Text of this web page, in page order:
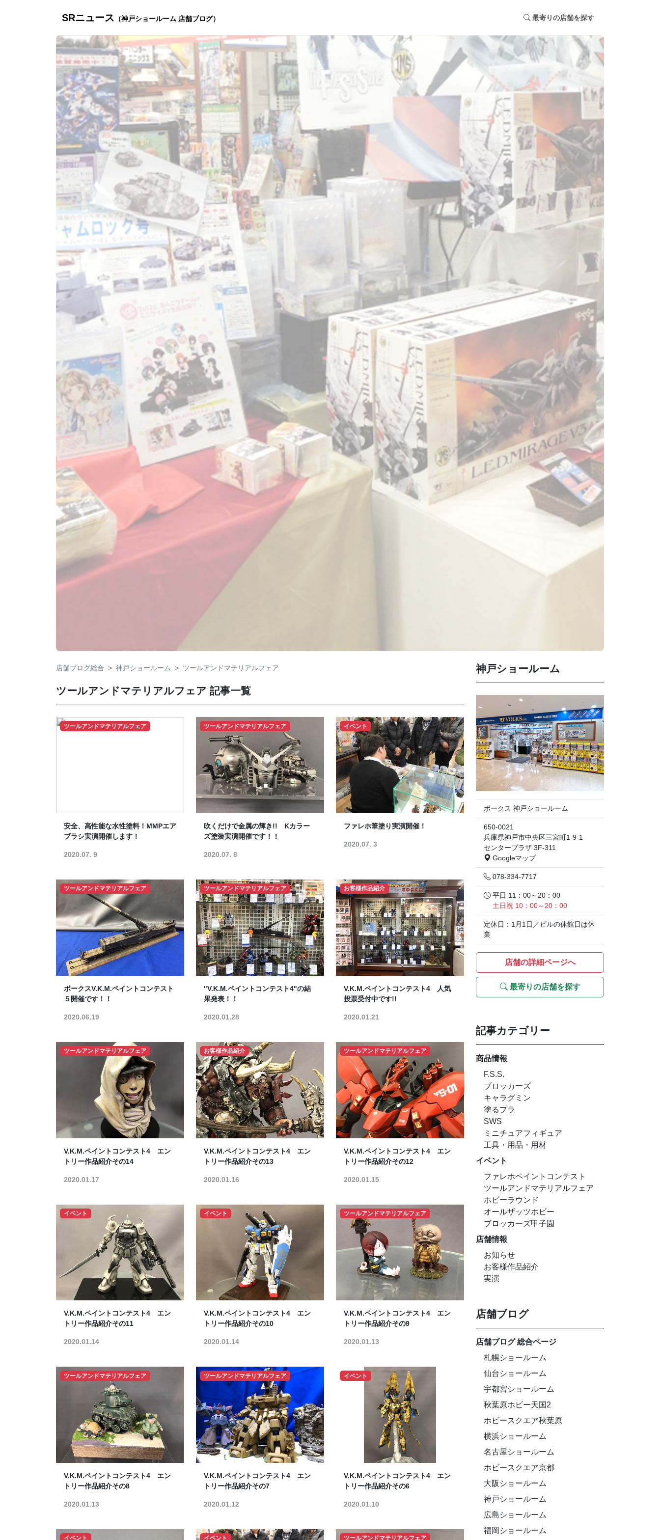
SRニュース （神戸ショールーム 店舗ブログ） 最寄りの店舗を探す
店舗ブログ総合 神戸ショールーム ツールアンドマテリアルフェア
ツールアンドマテリアルフェア 記事一覧
ツールアンドマテリアルフェア
安全、高性能な水性塗料！MMPエア
ブラシ実演開催します！
2020.07. 9
ツールアンドマテリアルフェア
吹くだけで金属の輝き!! Kカラー
ズ塗装実演開催です！！
2020.07. 8
イベント
ファレホ筆塗り実演開催！
2020.07. 3
ツールアンドマテリアルフェア
ボークスV.K.M.ペイントコンテスト
５開催です！！
2020.06.19
ツールアンドマテリアルフェア
"V.K.M.ペイントコンテスト4"の結
果発表！！
2020.01.28
お客様作品紹介
V.K.M.ペイントコンテスト4 人気
投票受付中です!!
2020.01.21
ツールアンドマテリアルフェア
V.K.M.ペイントコンテスト4 エン
トリー作品紹介その14
2020.01.17
お客様作品紹介
V.K.M.ペイントコンテスト4 エン
トリー作品紹介その13
2020.01.16
ツールアンドマテリアルフェア
V.K.M.ペイントコンテスト4 エン
トリー作品紹介その12
2020.01.15
イベント
V.K.M.ペイントコンテスト4 エン
トリー作品紹介その11
2020.01.14
イベント
V.K.M.ペイントコンテスト4 エン
トリー作品紹介その10
2020.01.14
ツールアンドマテリアルフェア
V.K.M.ペイントコンテスト4 エン
トリー作品紹介その9
2020.01.13
ツールアンドマテリアルフェア
V.K.M.ペイントコンテスト4 エン
トリー作品紹介その8
2020.01.13
ツールアンドマテリアルフェア
V.K.M.ペイントコンテスト4 エン
トリー作品紹介その7
2020.01.12
イベント
V.K.M.ペイントコンテスト4 エン
トリー作品紹介その6
2020.01.10
イベント イベント ツールアンドマテリアルフェア
神戸ショールーム
ボークス 神戸ショールーム
650-0021
兵庫県神戸市中央区三宮町1-9-1
センタープラザ 3F-311
Googleマップ
078-334-7717
平日 11：00～20：00
土日祝 10：00～20：00
定休日：1月1日／ビルの休館日は休
業
店舗の詳細ページへ
最寄りの店舗を探す
記事カテゴリー
商品情報
F.S.S.
ブロッカーズ
キャラグミン
塗るプラ
SWS
ミニチュアフィギュア
工具・用品・用材
イベント
ファレホペイントコンテスト
ツールアンドマテリアルフェア
ホビーラウンド
オールザッツホビー
ブロッカーズ甲子園
店舗情報
お知らせ
お客様作品紹介
実演
店舗ブログ
店舗ブログ 総合ページ
札幌ショールーム
仙台ショールーム
宇都宮ショールーム
秋葉原ホビー天国2
ホビースクエア秋葉原
横浜ショールーム
名古屋ショールーム
ホビースクエア京都
大阪ショールーム
神戸ショールーム
広島ショールーム
福岡ショールーム